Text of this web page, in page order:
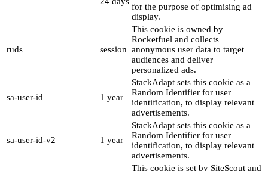
for the purpose of optimising ad
display.
ruds session
This cookie is owned by
Rocketfuel and collects
anonymous user data to target
audiences and deliver
personalized ads.
sa-user-id 1 year
StackAdapt sets this cookie as a
Random Identifier for user
identification, to display relevant
advertisements.
sa-user-id-v2 1 year
StackAdapt sets this cookie as a
Random Identifier for user
identification, to display relevant
advertisements.
This cookie is set by SiteScout and